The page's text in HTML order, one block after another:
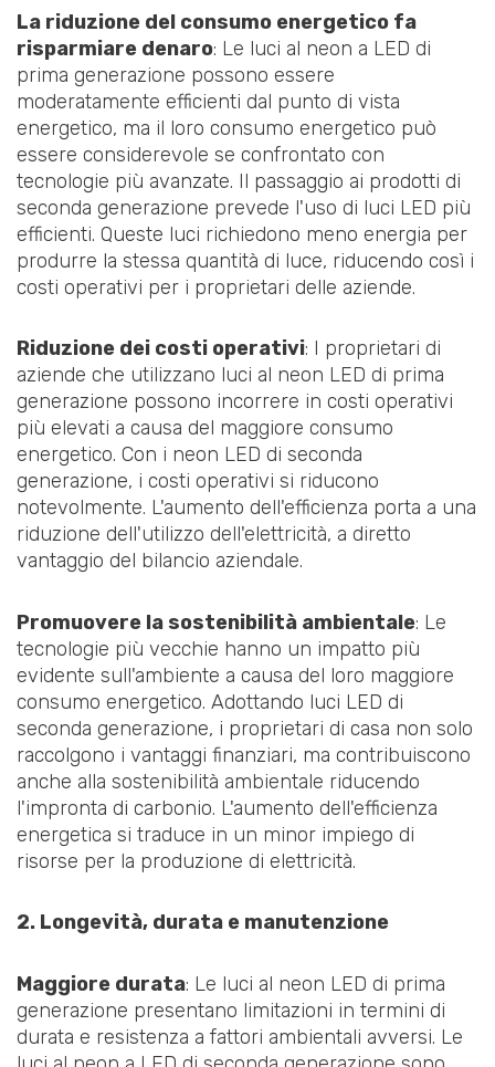
La riduzione del consumo energetico fa
risparmiare denaro: Le luci al neon a LED di
prima generazione possono essere
moderatamente efficienti dal punto di vista
energetico, ma il loro consumo energetico può
essere considerevole se confrontato con
tecnologie più avanzate. Il passaggio ai prodotti di
seconda generazione prevede l'uso di luci LED più
efficienti. Queste luci richiedono meno energia per
produrre la stessa quantità di luce, riducendo così i
costi operativi per i proprietari delle aziende.
Riduzione dei costi operativi: I proprietari di
aziende che utilizzano luci al neon LED di prima
generazione possono incorrere in costi operativi
più elevati a causa del maggiore consumo
energetico. Con i neon LED di seconda
generazione, i costi operativi si riducono
notevolmente. L'aumento dell'efficienza porta a una
riduzione dell'utilizzo dell'elettricità, a diretto
vantaggio del bilancio aziendale.
Promuovere la sostenibilità ambientale: Le
tecnologie più vecchie hanno un impatto più
evidente sull'ambiente a causa del loro maggiore
consumo energetico. Adottando luci LED di
seconda generazione, i proprietari di casa non solo
raccolgono i vantaggi finanziari, ma contribuiscono
anche alla sostenibilità ambientale riducendo
l'impronta di carbonio. L'aumento dell'efficienza
energetica si traduce in un minor impiego di
risorse per la produzione di elettricità.
2. Longevità, durata e manutenzione
Maggiore durata: Le luci al neon LED di prima
generazione presentano limitazioni in termini di
durata e resistenza a fattori ambientali avversi. Le